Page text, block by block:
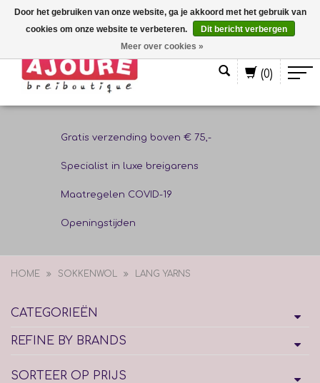
(0)
Gratis verzending boven € 75,-
Specialist in luxe breigarens
Maatregelen COVID-19
Openingstijden
HOME SOKKENWOL LANG YARNS
CATEGORIEËN
REFINE BY BRANDS
SORTEER OP PRIJS
Door het gebruiken van onze website, ga je akkoord met het gebruik van
cookies om onze website te verbeteren.
Dit bericht verbergen
Meer over cookies »